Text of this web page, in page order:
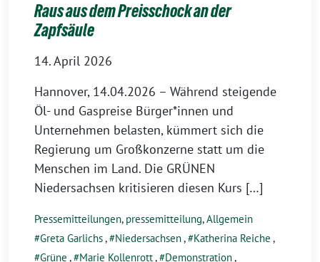
Raus aus dem Preisschock an der
Zapfsäule
14. April 2026
Hannover, 14.04.2026 – Während steigende
Öl- und Gaspreise Bürger*innen und
Unternehmen belasten, kümmert sich die
Regierung um Großkonzerne statt um die
Menschen im Land. Die GRÜNEN
Niedersachsen kritisieren diesen Kurs […]
Pressemitteilungen, pressemitteilung,Allgemein
Greta Garlichs, Niedersachsen, Katherina Reiche ,
Grüne , Marie Kollenrott, Demonstration,